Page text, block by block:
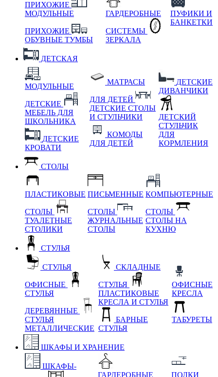
ПРИХОЖИЕ
МОДУЛЬНЫЕ
ПРИХОЖИЕ
ОБУВНЫЕ ТУМБЫ
ГАРДЕРОБНЫЕ
СИСТЕМЫ
ЗЕРКАЛА
ПУФИКИ И
БАНКЕТКИ
ДЕТСКАЯ
МОДУЛЬНЫЕ
ДЕТСКИЕ
МЕБЕЛЬ ДЛЯ
ШКОЛЬНИКА
ДЕТСКИЕ
КРОВАТИ
МАТРАСЫ
ДЛЯ ДЕТЕЙ
ДЕТСКИЕ СТОЛЫ
И СТУЛЬЧИКИ
КОМОДЫ
ДЛЯ ДЕТЕЙ
ДЕТСКИЕ
ДИВАНЧИКИ
ДЕТСКИЙ
СТУЛЬЧИК
ДЛЯ
КОРМЛЕНИЯ
СТОЛЫ
ПЛАСТИКОВЫЕ
СТОЛЫ
ТУАЛЕТНЫЕ
СТОЛИКИ
ПИСЬМЕННЫЕ
СТОЛЫ
ЖУРНАЛЬНЫЕ
СТОЛЫ
КОМПЬЮТЕРНЫЕ
СТОЛЫ
СТОЛЫ НА
КУХНЮ
СТУЛЬЯ
СТУЛЬЯ
ОФИСНЫЕ
СТУЛЬЯ
ДЕРЕВЯННЫЕ
СТУЛЬЯ
МЕТАЛЛИЧЕСКИЕ
СКЛАДНЫЕ
СТУЛЬЯ
ПЛАСТИКОВЫЕ
КРЕСЛА И СТУЛЬЯ
БАРНЫЕ
СТУЛЬЯ
ОФИСНЫЕ
КРЕСЛА
ТАБУРЕТЫ
ШКАФЫ И ХРАНЕНИЕ
ШКАФЫ-
ГАРДЕРОБНЫЕ
ПОЛКИ